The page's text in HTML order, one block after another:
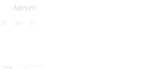
Август
29 30 31